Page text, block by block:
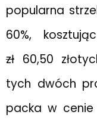
popularna
60%,
zł 60,50
tych dwóch
packa w